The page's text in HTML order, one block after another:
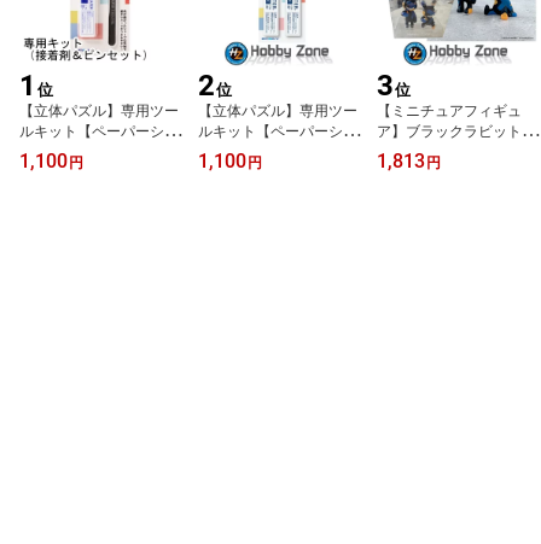
1 位
【立体パズル】専用ツー
ルキット【ペーパーシア
ター】 ピンセット 専用
接着剤 15g x1 アニメ プ
1,100 円
2位
【立体パズル】専用ツー
ルキット【ペーパーシア
ター】 専用 接着剤 25g x
2 あったら便利 プレ
1,100 円
3位
【ミニチュアフィギュ
ア】ブラックラビット
ホビーゾーンカラー【組
み立て式】スタジオソー
1,813 円